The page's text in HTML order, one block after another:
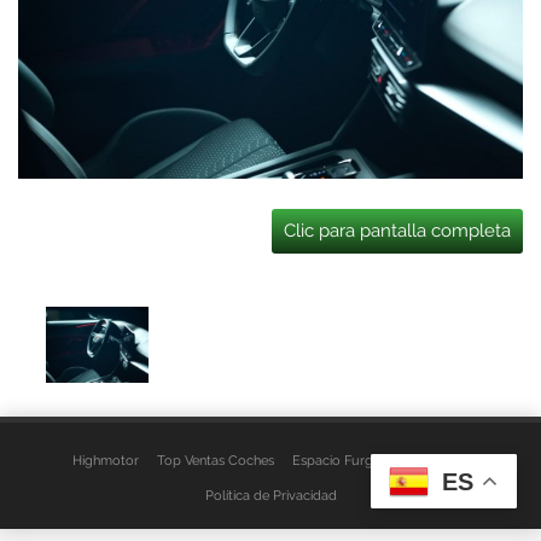
Clic para pantalla completa
Highmotor Top Ventas Coches Espacio Furgo Aviso Legal
Política de Privacidad ES